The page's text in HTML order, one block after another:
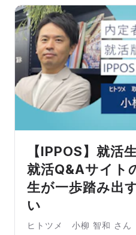
【IPPOS】就活
就活Q&Aサイト
生が一歩踏み出
い
ヒトツメ 小柳 智和 さん